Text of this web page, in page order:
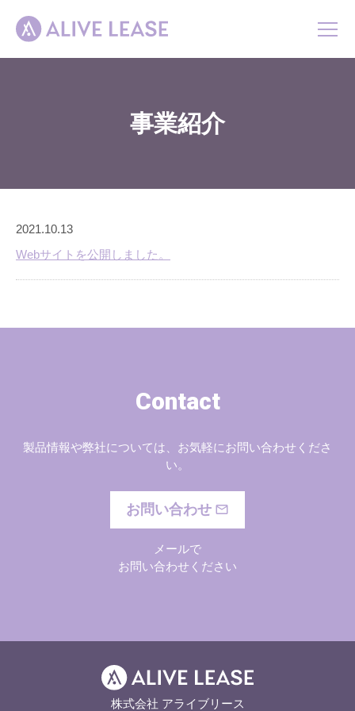
お知らせ
事業紹介
2021.10.13
Webサイトを公開しました。
Contact
製品情報や弊社については、お気軽にお問い合わせくださ
い。
お問い合わせ
メールで
お問い合わせください
株式会社 アライブリース